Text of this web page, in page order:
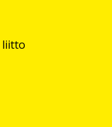
liitto